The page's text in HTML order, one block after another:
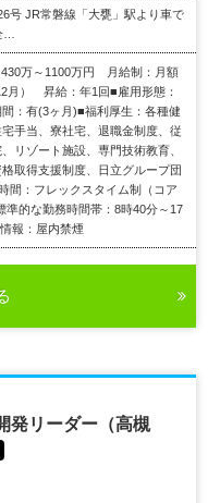
号 JR常磐線「大甕」駅より車で
…
万～1100万円 月給制：月額
月） 昇給：年1回■雇用形態：
：有(3ヶ月)■福利厚生：各種健
手当、寮社宅、退職金制度、従
リゾート施設、専門技術教育、
取得支援制度、日立グループ団
間：フレックスタイム制（コア
準的な勤務時間帯：8時40分～17
報：屋内禁煙
発リーダー（高槻